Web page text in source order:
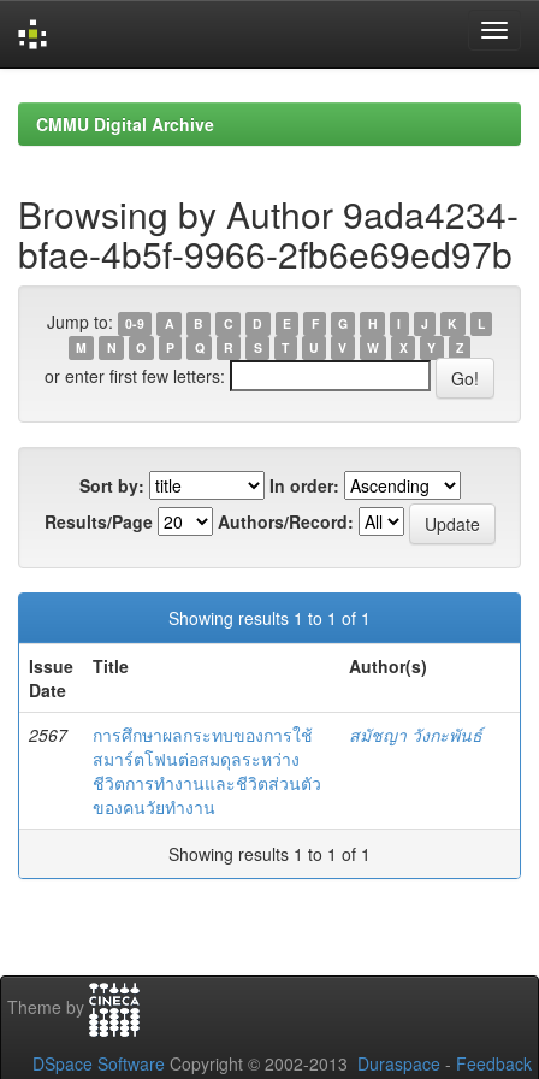
navigationCMMU Digital Archive
Browsing by Author 9ada4234-
bfae-4b5f-9966-2fb6e69ed97b
Jump to: 0-9 A B C D E F G H I J K
L
M
N O P Q R S T U V W X Y Z
or enter first few letters:
Sort by:
In order:
Results/Page
Authors/Record:
Showing results 1 to 1 of 1
Issue
Date
Title Author(s)
2567
การศึกษาผลกระทบของการใช้
สมาร์ตโฟนต่อสมดุลระหว่าง
ชีวิตการทำงานและชีวิตส่วนตัว
ของคนวัยทำงาน
สมัชญา วังกะพันธ์
Showing results 1 to 1 of 1
Theme by
DSpace Software Copyright © 2002-2013 Duraspace - Feedback